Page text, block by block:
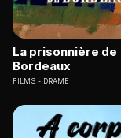
La prisonnière de
Bordeaux
FILMS DRAME